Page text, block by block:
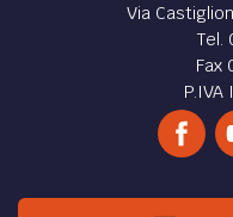
Via
Tel.
Fax
P.IVA